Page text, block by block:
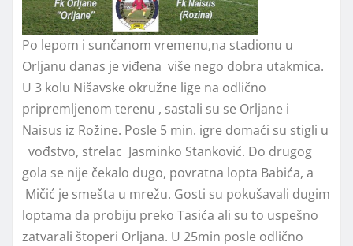
Po lepom i sunčanom vremenu,na stadionu u
Orljanu danas je viđena više nego dobra utakmica.
U 3 kolu Nišavske okružne lige na odlično
pripremljenom terenu , sastali su se Orljane i
Naisus iz Rožine. Posle 5 min. igre domaći su stigli u
vođstvo, strelac Jasminko Stanković. Do drugog
gola se nije čekalo dugo, povratna lopta Babića, a
Mičić je smešta u mrežu. Gosti su pokušavali dugim
loptama da probiju preko Tasića ali su to uspešno
zatvarali štoperi Orljana. U 25min posle odlično